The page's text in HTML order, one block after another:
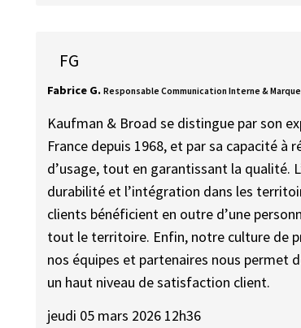
FG
Fabrice G. Responsable Communication Interne &
Kaufman & Broad se distingue par son
France depuis 1968, et par sa capacité
d’usage, tout en garantissant la qualité.
durabilité et l’intégration dans les
clients bénéficient en outre d’une
tout le territoire. Enfin, notre culture de
nos équipes et partenaires nous permet
un haut niveau de satisfaction client.
jeudi 05 mars 2026 12h36